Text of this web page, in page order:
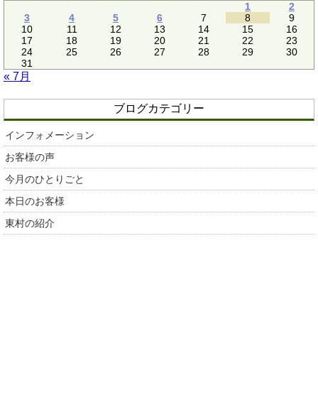
1
2
3
4 5 6 7 8
9
10
11 12 13 14 15
16
17
18 19 20 21 22
23
24
25 26 27 28 29
30
31
« 7月
ブログカテゴリー
インフォメーション
お客様の声
今月のひとりごと
本日のお客様
東村の紹介